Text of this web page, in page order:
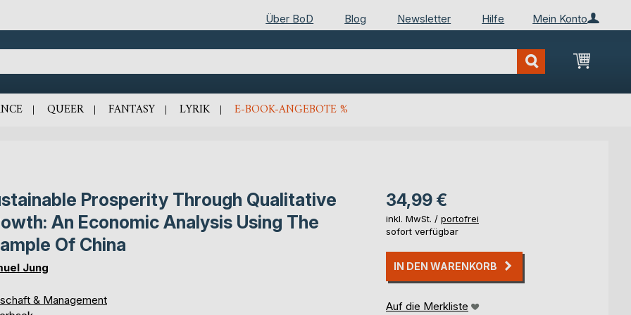
Mein Konto
Über BoD Blog Newsletter Hilfe
Mein
QUEER FANTASY LYRIK E-BOOK-ANGEBOTE %
Prosperity Through Qualitative
An Economic Analysis Using The
Of China
Jung
& Management
34,99 €
inkl. MwSt. / portofrei
sofort verfügbar
IN DEN WARENKORB
Auf die Merkliste